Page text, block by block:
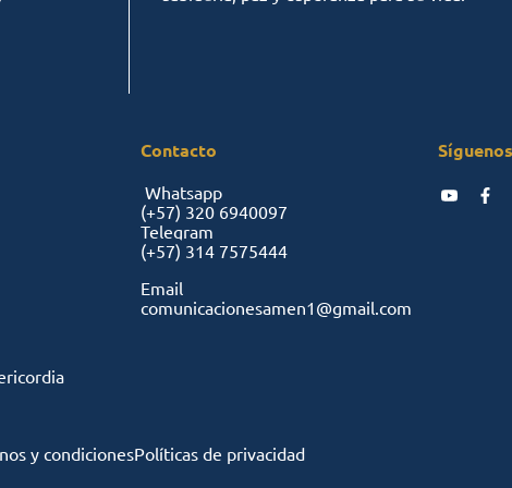
Contacto
Whatsapp
(+57) 320 6940097
Telegram
(+57) 314 7575444
Email
comunicacionesamen1@gmail.com
y condicionesPolíticas de privacidad